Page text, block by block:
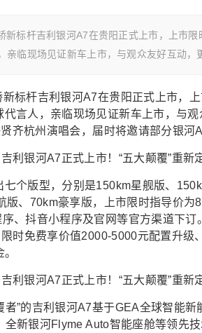
新标杆吉利银河A7在贵阳正式上市，上市
亲临现场见证新车上市，与观众友好互动
标杆吉利银河A7在贵阳正式上市，
代言人，亲临现场见证新车上市，与
贤齐杭州演唱会，届时将邀请部分银河
七个版型，分别是150km星舰版、
版、70km豪享版，上市限时指导价
、抖音小程序及官网等官方渠道下
时免费享价值2000-5000元配置升
者”的吉利银河A7基于GEA全球智能
全新银河Flyme Auto智能座舱等领先